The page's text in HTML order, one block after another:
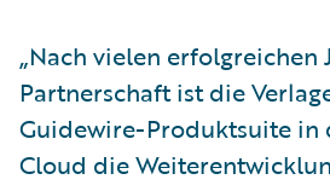
„Nach vielen erfolgreichen
Partnerschaft ist die
Guidewire-Produktsuite in
Cloud die